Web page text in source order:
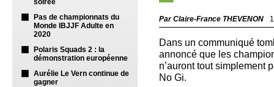
soirée
Pas de championnats du
Monde IBJJF Adulte en
2020
Polaris Squads 2 : la
démonstration européenne
Aurélie Le Vern continue de
gagner
Par Claire-France THEVENON
Dans un communiqué
annoncé que les
n’auront tout simplement
No Gi.